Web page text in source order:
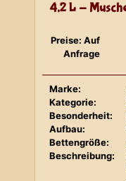
4,2 L -
Preise: Auf
Anfrage
Marke:
Kategorie:
Besonderheit:
Aufbau:
Bettengröße:
Beschreibung: